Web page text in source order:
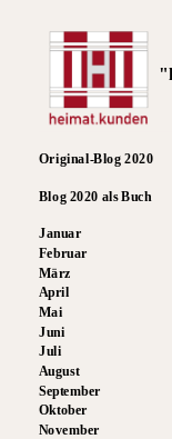
Original-Blog 2020
Blog 2020 als Buch
Januar
Februar
März
April
Mai
Juni
Juli
August
September
Oktober
November